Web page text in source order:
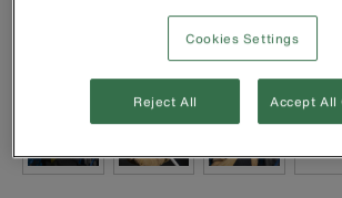
Cookies Settings
Reject All Accept All